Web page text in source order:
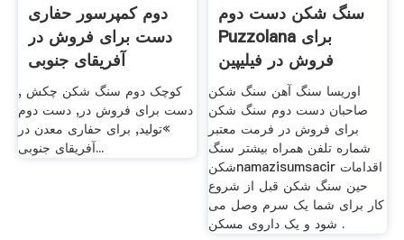
دوم کمپرسور حفاری
دست برای فروش در
آفریقای جنوبی
, کوچک دوم سنگ شکن چکش
دست برای فروش در, دست دوم
»تولید, برای حفاری معدن در
آفریقای جنوبی...
سنگ شکن دست دوم
Puzzolana برای
فروش در فیلیپین
اوریسا سنگ آهن سنگ شکن
صاحبان دست دوم سنگ شکن
برای فروش در فرمت معتبر
شماره تلفن همراه بیشتر سنگ
شکنnamazisumsacir اقدامات
حین سنگ شکن قبل از شروع
کار برای شما یک سرم وصل می
شود و یک داروی مسکن .